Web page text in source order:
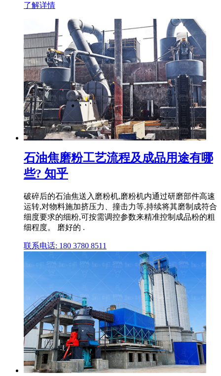
了解详情
石油焦磨粉工艺流程及成品用途有哪
些? 知乎
破碎后的石油焦送入磨粉机,磨粉机内通过研磨部件高速
运转,对物料施加挤压力、撞击力等,持续将其磨制成符合
细度要求的细粉,可按需调控参数来精准控制成品粉的粗
细程度。 磨好的 .
联系电话: 180 3780 8511